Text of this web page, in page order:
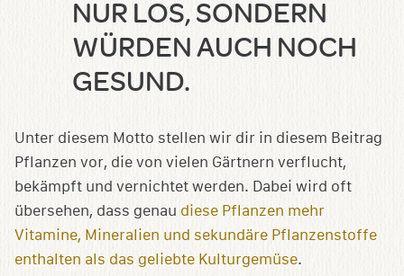
UR LOS, SONDERN W
ÜRDEN AUCH NOCH G
ESUND.
Unter diesem Motto stellen wir dir in diesem Beitrag
Pflanzen vor, die von vielen Gärtnern verflucht,
bekämpft und vernichtet werden. Dabei wird oft
übersehen, dass genau diese Pflanzen mehr
Vitamine, Mineralien und sekundäre Pflanzenstoffe
enthalten als das geliebte Kulturgemüse.